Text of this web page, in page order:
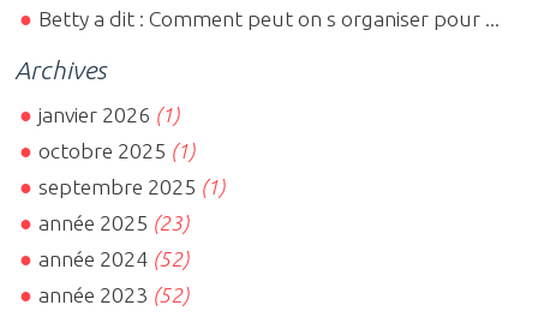
Betty a dit : Comment peut on s organiser pour ...
Archives
janvier 2026 (1)
octobre 2025 (1)
septembre 2025 (1)
année 2025 (23)
année 2024 (52)
année 2023 (52)